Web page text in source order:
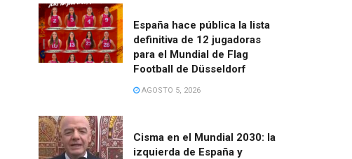
España hace pública la lista
definitiva de 12 jugadoras
para el Mundial de Flag
Football de Düsseldorf
AGOSTO 5, 2026
Cisma en el Mundial 2030: la
izquierda de España y